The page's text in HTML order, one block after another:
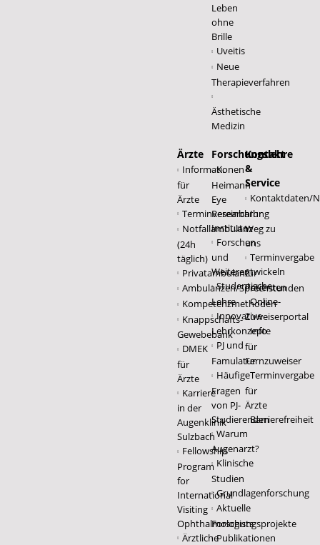
Leben
ohne
Brille
Uveitis
Neue
Therapieverfahren
Ästhetische
Medizin
Ärzte
Informationen
für
Ärzte
Terminvereinbarung
Notfallambulanz
(24h
täglich)
Privatambulanz
Ambulanzen/Sprechstunden
Kompetenzmethoden
Knappschafts-
Gewebebank
DMEK
für
Ärzte
Karriere
in der
Augenklinik
Sulzbach
Fellowship
Program
for
International
Visiting
Ophthalmologists
Ärztliche
Forschungslehre
K.
Heimann
Eye
Research
Institute
Forschen
und
Weiterentwickeln
Studentische
Lehre
Innovative
Lehrkonzepte
PJ und
Famulatur
Häufige
Fragen
von PJ-
Studierenden
Warum
Augenarzt?
Klinische
Studien
Grundlagenforschung
Aktuelle
Forschungsprojekte
Publikationen
Kontakt
&
Service
Kontaktdaten/
Ihr
Weg zu
uns
Terminvergabe
für
Patienten
Online-
Zuweiserportal
Info
für
Fernzuweiser
Terminvergabe
für
Ärzte
Barrierefreiheit